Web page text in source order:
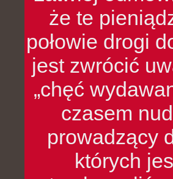
że te
połowie drogi
jest zwrócić
„chęć
czasem
prowadzący
których